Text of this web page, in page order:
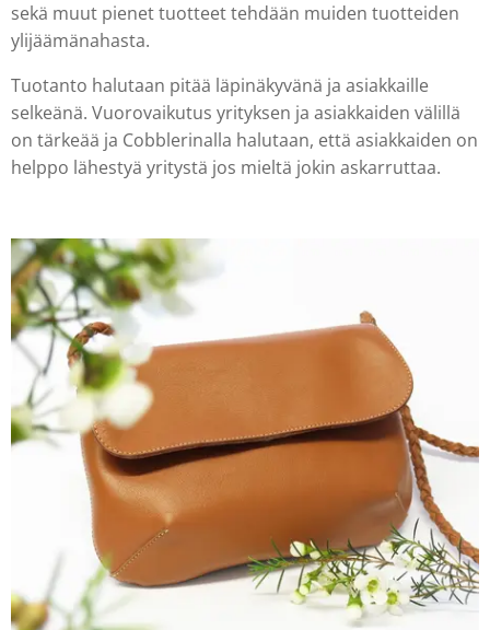
sekä muut pienet tuotteet tehdään muiden tuotteiden
ylijäämänahasta.
Tuotanto halutaan pitää läpinäkyvänä ja asiakkaille
selkeänä. Vuorovaikutus yrityksen ja asiakkaiden välillä
on tärkeää ja Cobblerinalla halutaan, että asiakkaiden on
helppo lähestyä yritystä jos mieltä jokin askarruttaa.